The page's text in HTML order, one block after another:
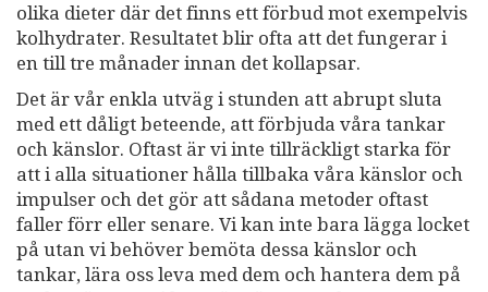
olika dieter där det finns ett förbud mot exempelvis
kolhydrater. Resultatet blir ofta att det fungerar i
en till tre månader innan det kollapsar.
Det är vår enkla utväg i stunden att abrupt sluta
med ett dåligt beteende, att förbjuda våra tankar
och känslor. Oftast är vi inte tillräckligt starka för
att i alla situationer hålla tillbaka våra känslor och
impulser och det gör att sådana metoder oftast
faller förr eller senare. Vi kan inte bara lägga locket
på utan vi behöver bemöta dessa känslor och
tankar, lära oss leva med dem och hantera dem på